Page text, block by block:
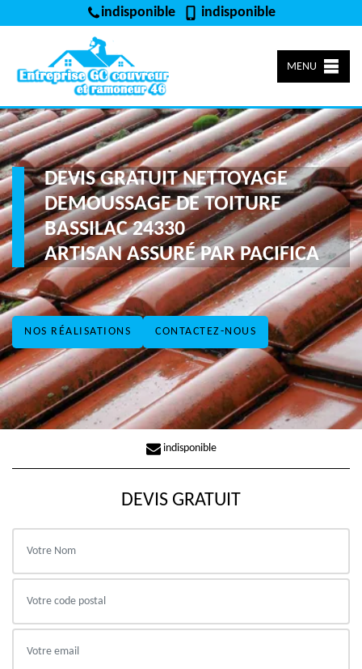
indisponible indisponible
MENU
NOS RÉALISATIONS CONTACTEZ-NOUS
DEVIS GRATUIT NETTOYAGE
DEMOUSSAGE DE TOITURE
BASSILAC 24330
ARTISAN ASSURÉ PAR PACIFICA
indisponible
DEVIS GRATUIT